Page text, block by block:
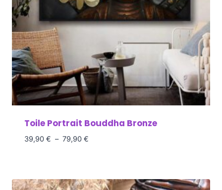
Toile Portrait Bouddha Bronze
39,90 € – 79,90 €